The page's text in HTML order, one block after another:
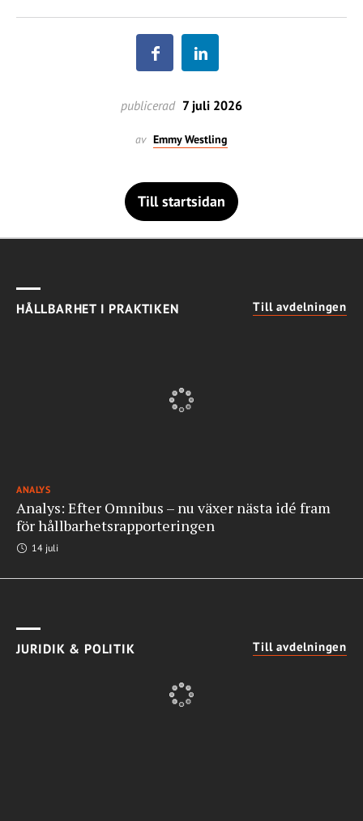
publicerad 7 juli 2026
av Emmy Westling
Till startsidan
HÅLLBARHET I PRAKTIKEN Till avdelningen
ANALYS
Analys: Efter Omnibus – nu växer nästa idé fram
för hållbarhetsrapporteringen
14 juli
JURIDIK & POLITIK Till avdelningen